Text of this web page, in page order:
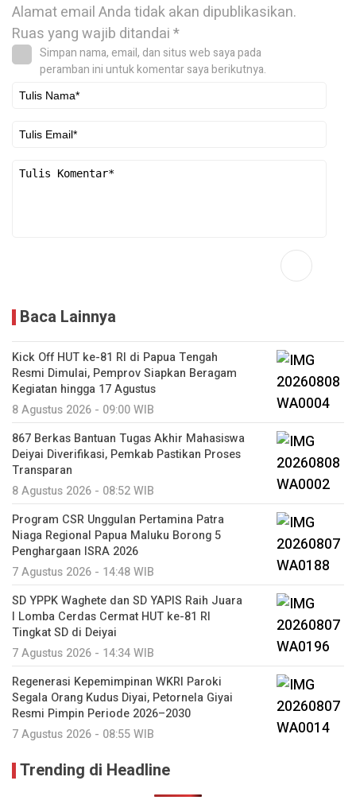
Alamat email Anda tidak akan dipublikasikan.
Ruas yang wajib ditandai*
Simpan nama, email, dan situs web saya pada
peramban ini untuk komentar saya berikutnya.
Baca Lainnya
Kick Off HUT ke-81 RI di Papua Tengah
Resmi Dimulai, Pemprov Siapkan Beragam
Kegiatan hingga 17 Agustus
8 Agustus 2026 - 09:00 WIB
867 Berkas Bantuan Tugas Akhir Mahasiswa
Deiyai Diverifikasi, Pemkab Pastikan Proses
Transparan
8 Agustus 2026 - 08:52 WIB
Program CSR Unggulan Pertamina Patra
Niaga Regional Papua Maluku Borong 5
Penghargaan ISRA 2026
7 Agustus 2026 - 14:48 WIB
SD YPPK Waghete dan SD YAPIS Raih Juara
I Lomba Cerdas Cermat HUT ke-81 RI
Tingkat SD di Deiyai
7 Agustus 2026 - 14:34 WIB
Regenerasi Kepemimpinan WKRI Paroki
Segala Orang Kudus Diyai, Petornela Giyai
Resmi Pimpin Periode 2026–2030
7 Agustus 2026 - 08:55 WIB
Trending di Headline